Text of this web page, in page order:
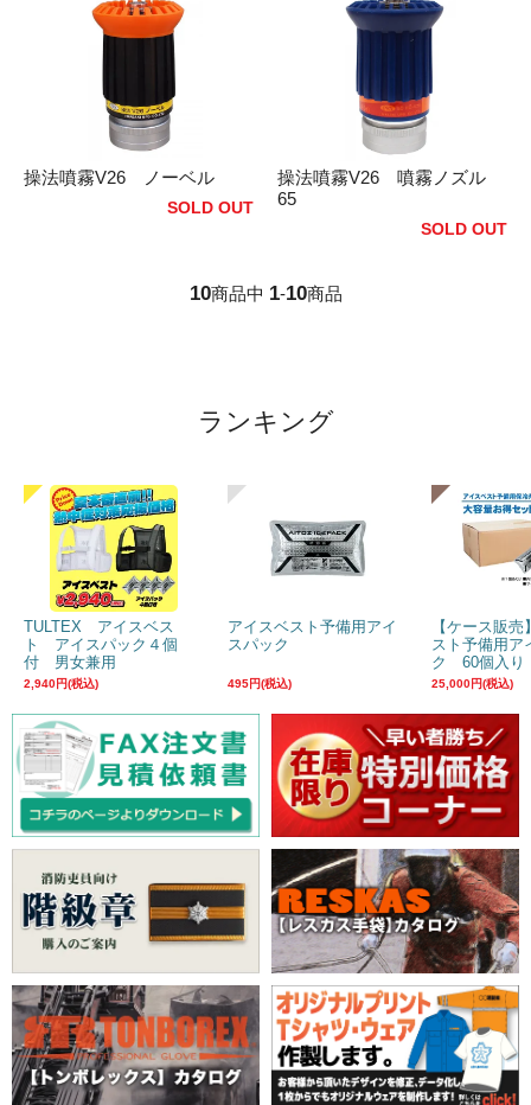
操法噴霧V26 ノーベル
SOLD OUT
操法噴霧V26 噴霧ノズル
65
SOLD OUT
10商品中 1-10商品
ランキング
TULTEX アイスベス
ト アイスパック４個
付 男女兼用
2,940円(税込)
アイスベスト予備用アイ
スパック
495円(税込)
【ケース販
スト予備用ア
ク 60個入り
25,000円(税込)